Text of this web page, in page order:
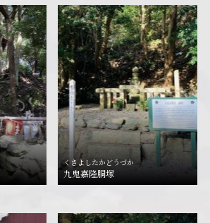
くきよしたかどうづか
九鬼嘉隆胴塚